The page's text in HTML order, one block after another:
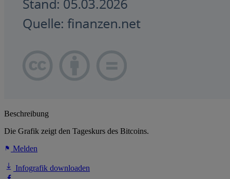
Beschreibung
Die Grafik zeigt den Tageskurs des Bitcoins.
Melden
Infografik downloaden